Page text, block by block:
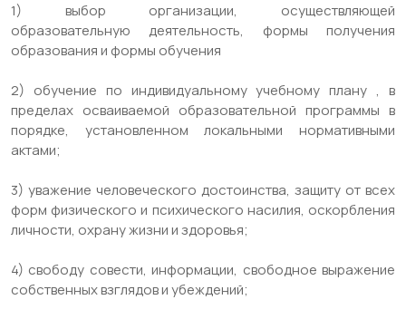
1) выбор организации, осуществляющей
образовательную деятельность, формы получения
образования и формы обучения
2) обучение по индивидуальному учебному плану , в
пределах осваиваемой образовательной программы в
порядке, установленном локальными нормативными
актами;
3) уважение человеческого достоинства, защиту от всех
форм физического и психического насилия, оскорбления
личности, охрану жизни и здоровья;
4) свободу совести, информации, свободное выражение
собственных взглядов и убеждений;